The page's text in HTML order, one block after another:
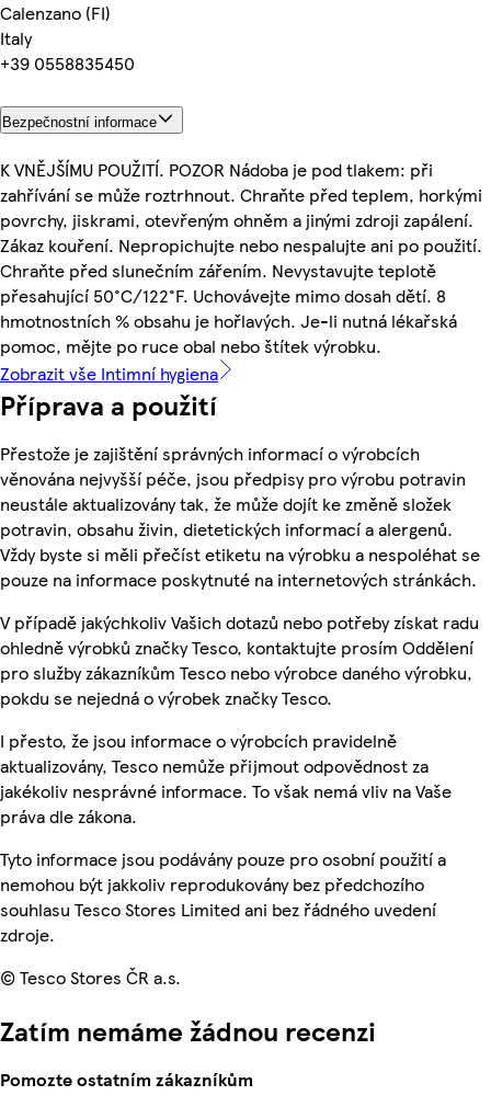
Calenzano (FI)
Italy
+39 0558835450
Bezpečnostní informace
K VNĚJŠÍMU POUŽITÍ. POZOR Nádoba je pod tlakem: při
zahřívání se může roztrhnout. Chraňte před teplem, horkými
povrchy, jiskrami, otevřeným ohněm a jinými zdroji zapálení.
Zákaz kouření. Nepropichujte nebo nespalujte ani po použití.
Chraňte před slunečním zářením. Nevystavujte teplotě
přesahující 50°C/122°F. Uchovávejte mimo dosah dětí. 8
hmotnostních % obsahu je hořlavých. Je-li nutná lékařská
pomoc, mějte po ruce obal nebo štítek výrobku.
Zobrazit vše Intimní hygiena
Příprava a použití
Přestože je zajištění správných informací o výrobcích
věnována nejvyšší péče, jsou předpisy pro výrobu potravin
neustále aktualizovány tak, že může dojít ke změně složek
potravin, obsahu živin, dietetických informací a alergenů.
Vždy byste si měli přečíst etiketu na výrobku a nespoléhat se
pouze na informace poskytnuté na internetových stránkách.
V případě jakýchkoliv Vašich dotazů nebo potřeby získat radu
ohledně výrobků značky Tesco, kontaktujte prosím Oddělení
pro služby zákazníkům Tesco nebo výrobce daného výrobku,
pokdu se nejedná o výrobek značky Tesco.
I přesto, že jsou informace o výrobcích pravidelně
aktualizovány, Tesco nemůže přijmout odpovědnost za
jakékoliv nesprávné informace. To však nemá vliv na Vaše
práva dle zákona.
Tyto informace jsou podávány pouze pro osobní použití a
nemohou být jakkoliv reprodukovány bez předchozího
souhlasu Tesco Stores Limited ani bez řádného uvedení
zdroje.
© Tesco Stores ČR a.s.
Zatím nemáme žádnou recenzi
Pomozte ostatním zákazníkům